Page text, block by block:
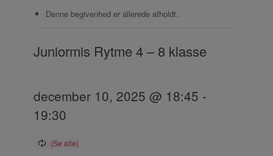
Denne begivenhed er allerede afholdt.
Juniormis Rytme 4 – 8 klasse
december 10, 2025 @ 18:45 -
19:30